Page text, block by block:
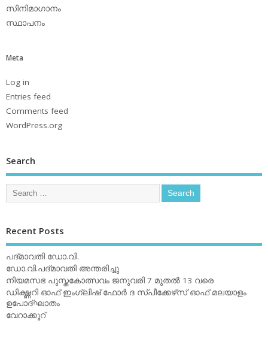
സിനിമാഗാനം
സ്ഥാപനം
Meta
Log in
Entries feed
Comments feed
WordPress.org
Search
Recent Posts
പദ്മാവതി ഡോ.വി.
ഡോ.വി.പദ്മാവതി അന്തരിച്ചു
നിയമസഭ പുസ്തകോത്സവം ജനുവരി 7 മുതല്‍ 13 വരെ
ഡിക്ഷ്ണറി ഓഫ് ഇംഗ്ലിഷ് ഫോര്‍ ദ സ്പീക്കേഴ്‌സ് ഓഫ് മലയാളം
ഉപോദ്ഘാതം
വേറാക്കൂറ്